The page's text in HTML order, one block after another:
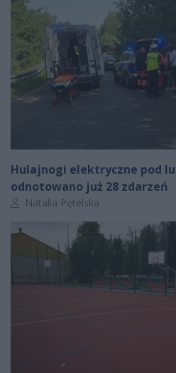
Hulajnogi elektryczne pod
odnotowano już 28 zdarzeń
Autor artykułu:
Natalia Pętelska